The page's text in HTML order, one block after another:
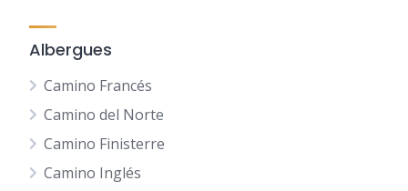
Albergues
Camino Francés
Camino del Norte
Camino Finisterre
Camino Inglés